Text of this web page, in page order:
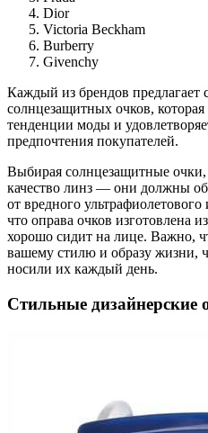
Dior
Victoria Beckham
Burberry
Givenchy
Каждый из брендов
солнцезащитных очков,
тенденции моды и
предпочтения покупателей.
Выбирая солнцезащитные
качество линз — они должны
от вредного
что оправа очков изготовлена
хорошо сидит на лице. Важно,
вашему стилю и образу жизни,
носили их каждый день.
Стильные дизайнерские